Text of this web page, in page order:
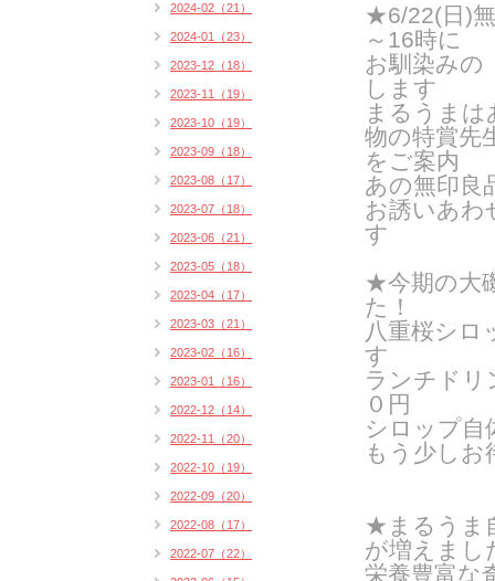
★6/22(日)
～16時に
お馴染みの
します
まるうま
物の特賞先
をご案内
あの無印良
お誘いあわ
す
★今期の大
た！
八重桜シロ
す
ランチドリ
０円
シロップ自
もう少しお
★まるうま
が増えまし
栄養豊富な
2024-02（21）
2024-01（23）
2023-12（18）
2023-11（19）
2023-10（19）
2023-09（18）
2023-08（17）
2023-07（18）
2023-06（21）
2023-05（18）
2023-04（17）
2023-03（21）
2023-02（16）
2023-01（16）
2022-12（14）
2022-11（20）
2022-10（19）
2022-09（20）
2022-08（17）
2022-07（22）